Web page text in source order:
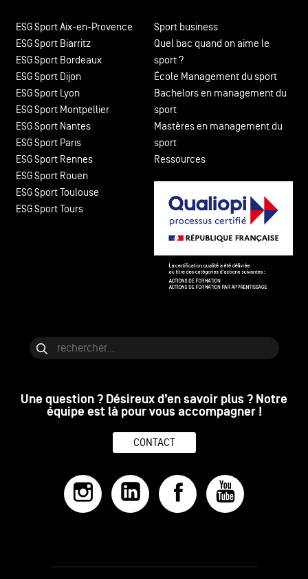
ESG Sport Aix-en-Provence
ESG Sport Biarritz
ESG Sport Bordeaux
ESG Sport Dijon
ESG Sport Lyon
ESG Sport Montpellier
ESG Sport Nantes
ESG Sport Paris
ESG Sport Rennes
ESG Sport Rouen
ESG Sport Toulouse
ESG Sport Tours
Sport business
Quel bac quand on aime le
sport ?
École Management du sport
Bachelors en management du
sport
Mastères en management du
sport
Ressources
Une question ? Désireux d’en savoir plus ? Notre
équipe est là pour vous accompagner !
CONTACT